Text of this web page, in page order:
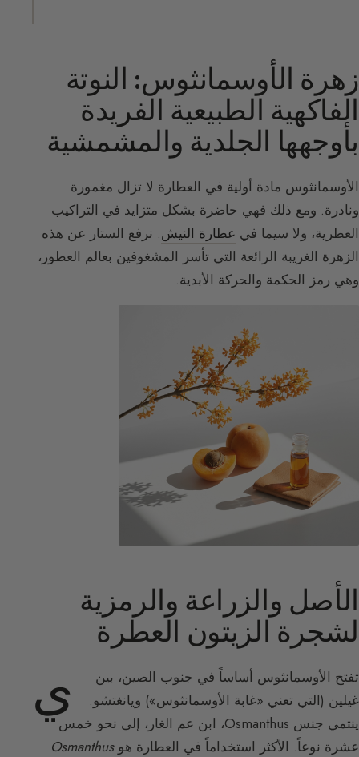
زهرة الأوسمانثوس: النوتة
الفاكهية الطبيعية الفريدة
بأوجهها الجلدية والمشمشية
الأوسمانثوس مادة أولية في العطارة لا تزال مغمورة
ونادرة. ومع ذلك فهي حاضرة بشكل متزايد في التراكيب
العطرية، ولا سيما في عطارة النيش. نرفع الستار عن هذه
الزهرة الغريبة الرائعة التي تأسر المشغوفين بعالم العطور،
وهي رمز الحكمة والحركة الأبدية.
الأصل والزراعة والرمزية
لشجرة الزيتون العطرة
ي
تفتح الأوسمانثوس أساساً في جنوب الصين، بين
غيلين (التي تعني «غابة الأوسمانثوس») ويانغتشو.
ينتمي جنس Osmanthus، ابن عم الغار، إلى نحو خمس
عشرة نوعاً. الأكثر استخداماً في العطارة هوOsmanthus